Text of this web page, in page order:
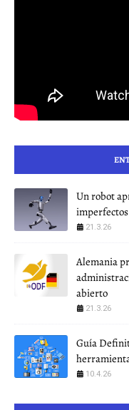
Un robot
21.3.26
Alemania
abierto
21.3.26
Guía
10.4.26